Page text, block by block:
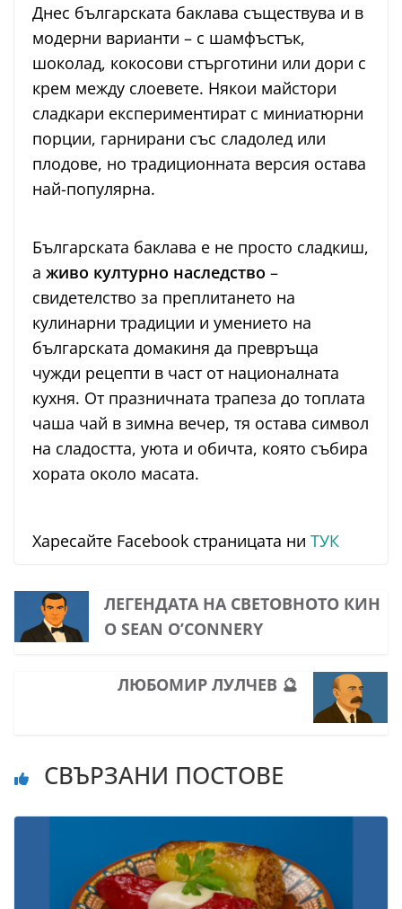
Днес българската баклава съществува и в
модерни варианти – с шамфъстък,
шоколад, кокосови стърготини или дори с
крем между слоевете. Някои майстори
сладкари експериментират с миниатюрни
порции, гарнирани със сладолед или
плодове, но традиционната версия остава
най-популярна.
Българската баклава е не просто сладкиш,
а живо културно наследство –
свидетелство за преплитането на
кулинарни традиции и умението на
българската домакиня да превръща
чужди рецепти в част от националната
кухня. От празничната трапеза до топлата
чаша чай в зимна вечер, тя остава символ
на сладостта, уюта и обичта, която събира
хората около масата.
Харесайте Facebook страницата ни ТУК
ЛЕГЕНДАТА НА СВЕТОВНОТО КИН
О SEAN O’CONNERY
ЛЮБОМИР ЛУЛЧЕВ 🔮
СВЪРЗАНИ ПОСТОВЕ